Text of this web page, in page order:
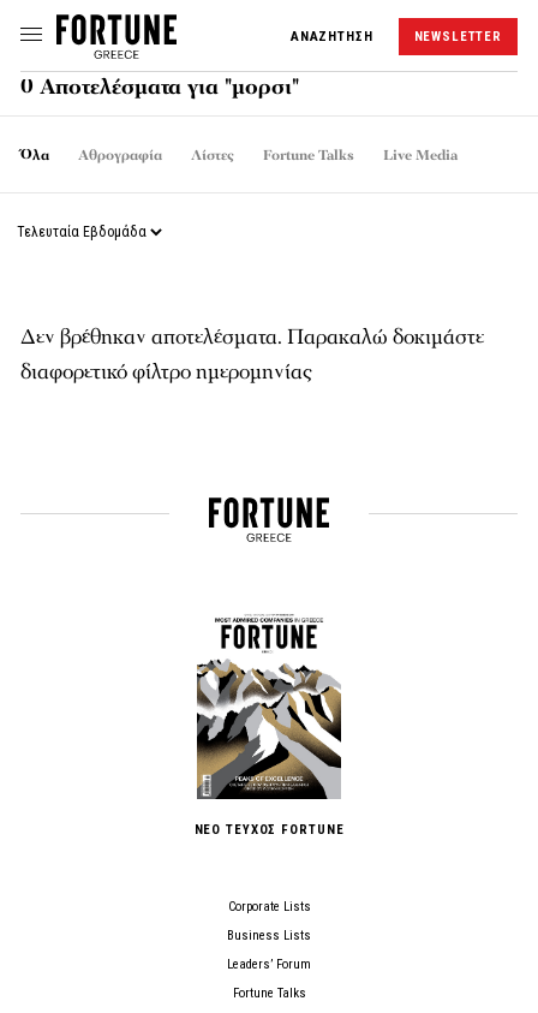
ΑΝΑΖΗΤΗΣΗ NEWSLETTER
0 Αποτελέσματα για "μορσι"
Όλα Αθρογραφία Λίστες Fortune Talks Live Media
Δεν βρέθηκαν αποτελέσματα. Παρακαλώ δοκιμάστε
διαφορετικό φίλτρο ημερομηνίας
ΝΕΟ ΤΕΥΧΟΣ FORTUNE
Corporate Lists
Business Lists
Leaders’ Forum
Fortune Talks